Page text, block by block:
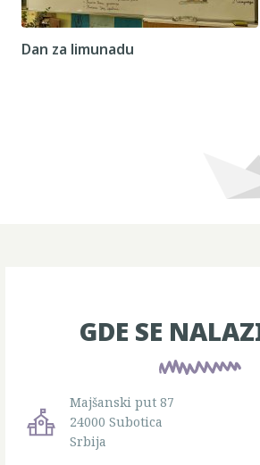
Dan za limunadu
GDE SE
Majšanski put 87
24000 Subotica
Srbija